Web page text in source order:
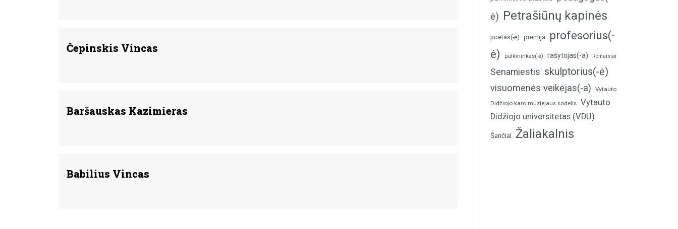
Čepinskis Vincas
Baršauskas Kazimieras
Babilius Vincas
ė) Petrašiūnų kapinės
poetas(-ė) premija
profesorius(-
ė)
pulkininkas(-ė) rašytojas(-a) Romainiai
Senamiestis skulptorius(-ė)
visuomenės veikėjas(-a)
Vytauto
Didžiojo karo muziejaus sodelis Vytauto
Didžiojo universitetas (VDU)
Šančiai Žaliakalnis